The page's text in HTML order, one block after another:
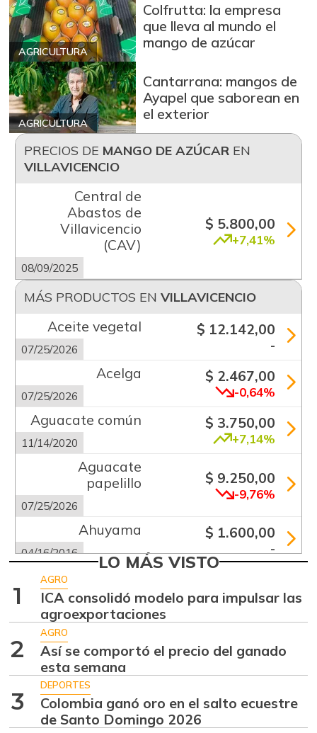
AGRICULTURA
Colfrutta: la empresa
que lleva al mundo el
mango de azúcar
AGRICULTURA
Cantarrana: mangos de
Ayapel que saborean en
el exterior
PRECIOS DE MANGO DE AZÚCAREN
VILLAVICENCIO
Central de
Abastos de
Villavicencio
(CAV)
08/09/2025
$ 5.800,00
+7,41%
MÁS PRODUCTOS EN VILLAVICENCIO
Aceite vegetal
07/25/2026
$ 12.142,00
-
Acelga
07/25/2026
$ 2.467,00
-0,64%
Aguacate común
11/14/2020
$ 3.750,00
+7,14%
Aguacate
papelillo
07/25/2026
$ 9.250,00
-9,76%
Ahuyama
04/16/2016
$ 1.600,00
-
07/25/2026 +0,64%
Ajo
07/25/2026
$ 6.333,00
-7,32%
Alas de pollo sin
costillar
07/25/2026
$ 7.650,00
LO MÁS VISTO
1
AGRO
ICA consolidó modelo para impulsar las
agroexportaciones
2
AGRO
Así se comportó el precio del ganado
esta semana
3
DEPORTES
Colombia ganó oro en el salto ecuestre
de Santo Domingo 2026